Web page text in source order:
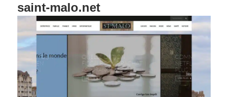
saint-malo.net